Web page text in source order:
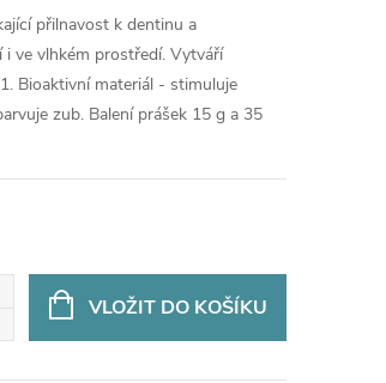
přilnavost k dentinu a
ve vlhkém prostředí. Vytváří
Bioaktivní materiál - stimuluje
zub. Balení prášek 15 g a 35
VLOŽIT DO KOŠÍKU